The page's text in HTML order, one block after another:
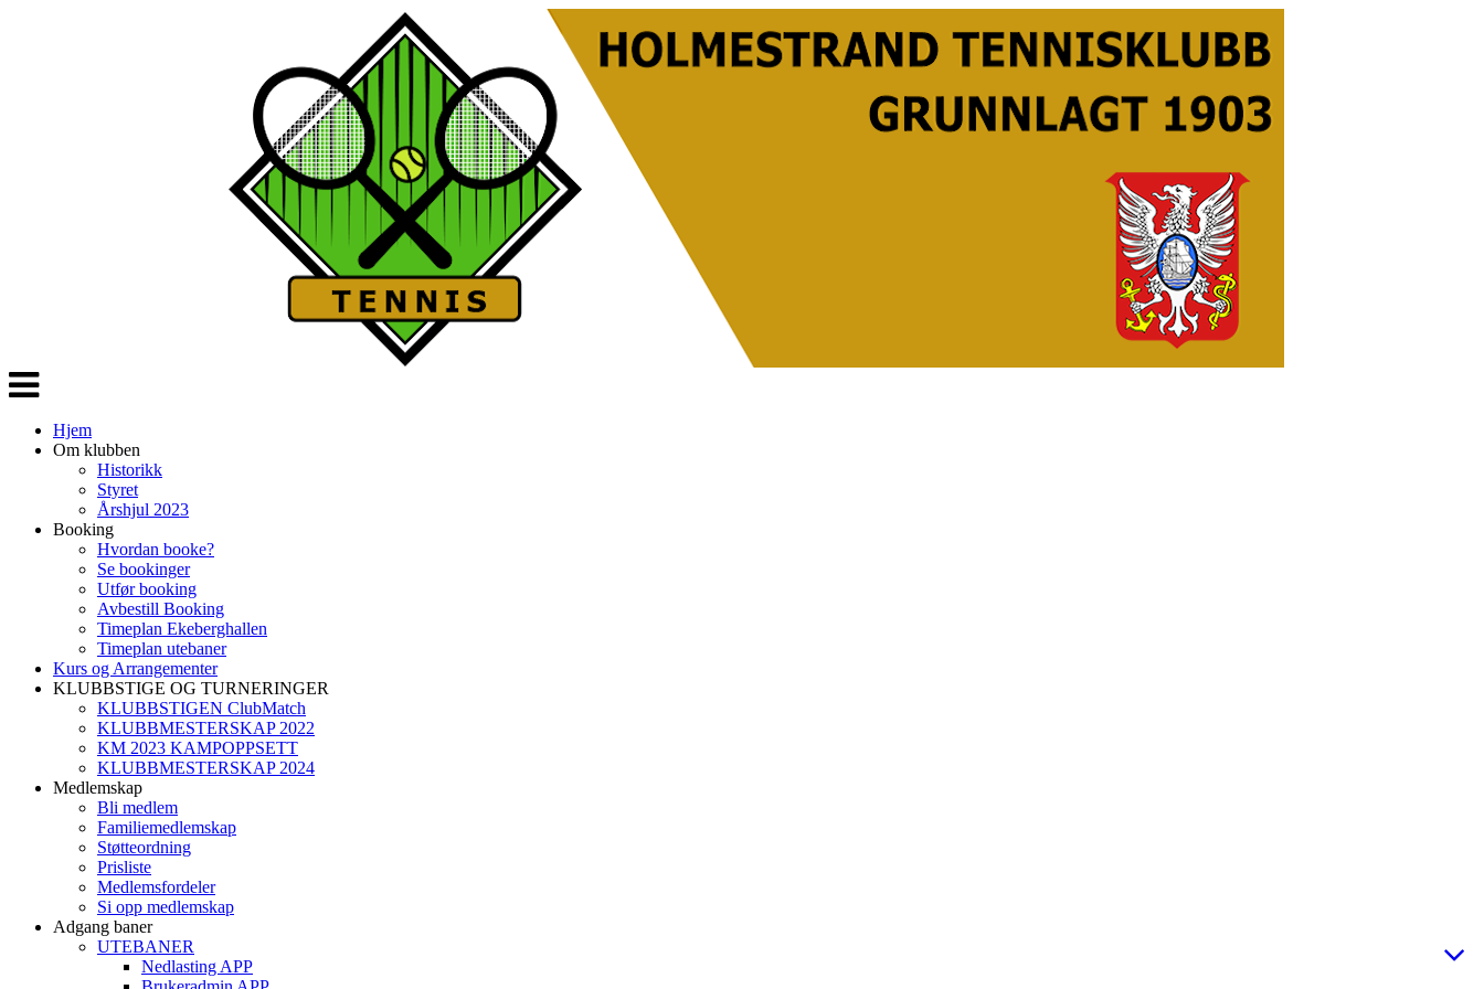
Veksle
navigasjon
Hjem
Om klubben
Historikk
Styret
Årshjul 2023
Booking
Hvordan booke?
Se bookinger
Utfør booking
Avbestill Booking
Timeplan Ekeberghallen
Timeplan utebaner
Kurs og Arrangementer
KLUBBSTIGE OG TURNERINGER
KLUBBSTIGEN ClubMatch
KLUBBMESTERSKAP 2022
KM 2023 KAMPOPPSETT
KLUBBMESTERSKAP 2024
Medlemskap
Bli medlem
Familiemedlemskap
Støtteordning
Prisliste
Medlemsfordeler
Si opp medlemskap
Adgang baner
UTEBANER
Nedlasting APP